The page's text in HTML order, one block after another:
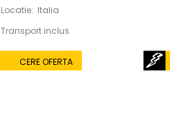
Locatie: Italia
Transport inclus
CERE OFERTA